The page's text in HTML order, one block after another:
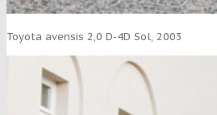
Toyota avensis 2,0 D-4D Sol, 2003